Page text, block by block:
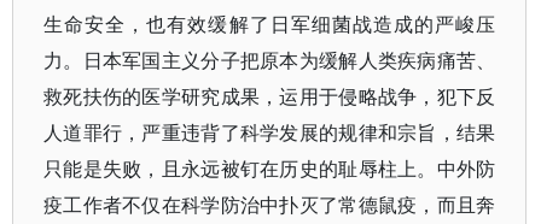
生命安全，也有效缓解了日军细菌战造成的严峻压
力。日本军国主义分子把原本为缓解人类疾病痛苦、
救死扶伤的医学研究成果，运用于侵略战争，犯下反
人道罪行，严重违背了科学发展的规律和宗旨，结果
只能是失败，且永远被钉在历史的耻辱柱上。中外防
疫工作者不仅在科学防治中扑灭了常德鼠疫，而且奔